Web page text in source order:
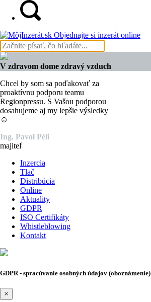
Objednajte si inzerát online
V zdravom dome zdravý vzduch
Chcel by som sa poďakovať za
proaktívnu podporu teamu
Regionpressu. S Vašou podporou
dosahujeme aj my lepšie výsledky
☺️
Ing. Pavol Péli
majiteľ
Inzercia
Tlač
Distribúcia
Online
Aktuality
GDPR
ISO Certifikáty
Whistleblowing
Kontakt
GDPR - spracúvanie osobných údajov (oboznámenie)
×